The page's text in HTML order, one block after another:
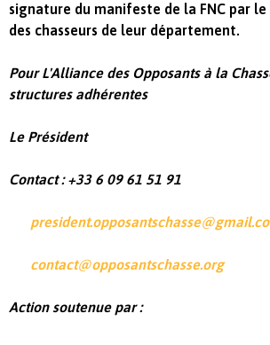
signature du manifeste de la FNC par le
des chasseurs de leur département.
Pour L'Alliance des Opposants à la
structures adhérentes
Le Président
Contact : +33 6 09 61 51 91
contact@opposantschasse.org
Action soutenue par :